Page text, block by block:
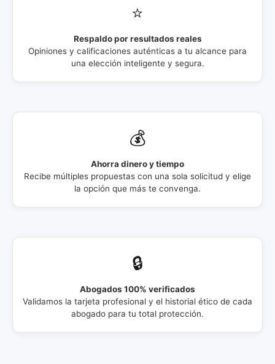
⭐
Respaldo por resultados reales
Opiniones y calificaciones auténticas a tu alcance para
una elección inteligente y segura.
💰
Ahorra dinero y tiempo
Recibe múltiples propuestas con una sola solicitud y elige
la opción que más te convenga.
🔒
Abogados 100% verificados
Validamos la tarjeta profesional y el historial ético de cada
abogado para tu total protección.